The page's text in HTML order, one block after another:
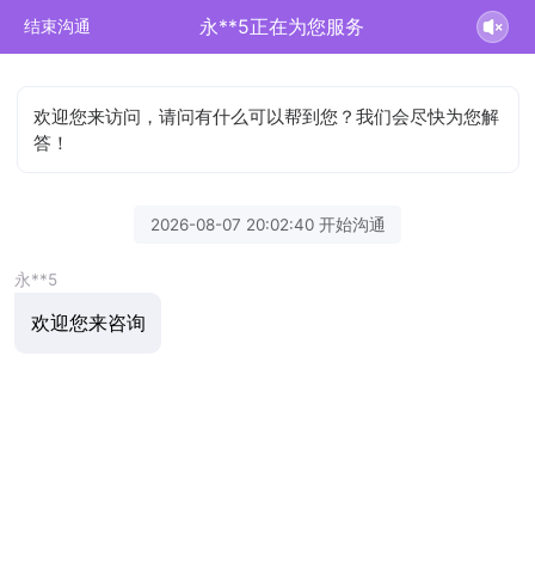
结束沟通 永**5正在为您服务
欢迎您来访问，请问有什么可以帮到您？我们会尽快为您解
答！
2026-08-07 20:02:40 开始沟通
永**5
欢迎您来咨询